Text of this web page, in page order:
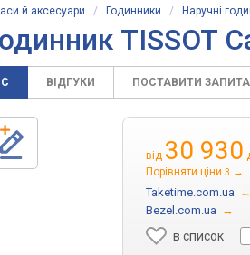
й аксесуари / Годинники / Наручні
TISSOT
ВІДГУКИ ПОСТАВИТИ
від 30 930
Порівняти ціни 3 →
Taketime.com.ua →
Bezel.com.ua →
в список